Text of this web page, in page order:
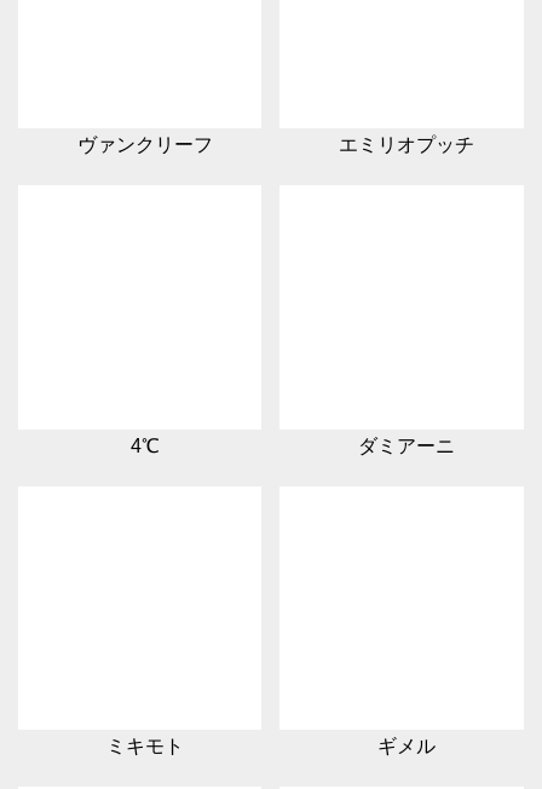
ヴァンクリーフ エミリオプッチ
4℃ ダミアーニ
ミキモト ギメル